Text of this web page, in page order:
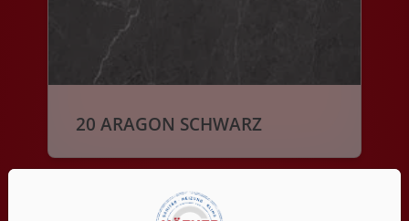
20 ARAGON SCHWARZ